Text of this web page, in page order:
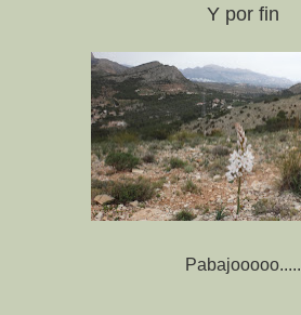
Y por fin
Pabajooooo.....